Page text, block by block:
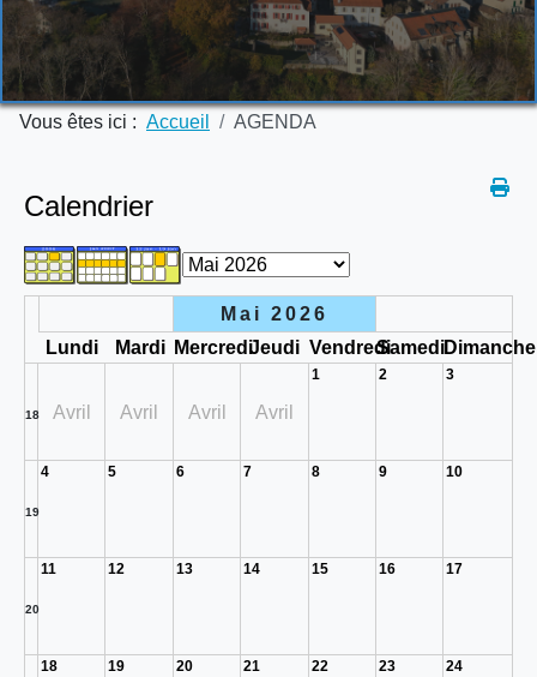
Vous êtes ici : Accueil AGENDA
Calendrier
Mai 2026
Lundi
Mardi MercrediJeudi VendrediSamediDimanche
18 Avril Avril Avril Avril
1 2 3
19
4 5 6 7 8 9 10
20
11 12 13 14 15 16 17
18 19 20 21 22 23 24